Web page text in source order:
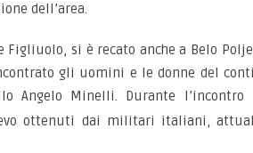
dell’area.
Figliuolo, si è recato anche a Belo
gli uomini e le donne del
Angelo Minelli. Durante
ottenuti dai militari italiani,